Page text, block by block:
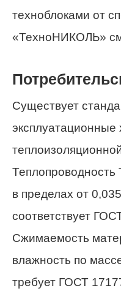
техноблоками от
«ТехноНИКОЛЬ»
Существует
эксплуатационные
Теплопроводность
в пределах от
соответствует
Сжимаемость
влажность по
требует ГОСТ